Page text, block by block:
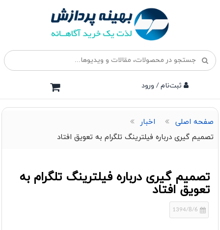
ثبت‌نام / ورود
صفحه اصلی
اخبار
تصمیم گیری درباره فیلترینگ تلگرام به تعویق افتاد
تصمیم گیری درباره فیلترینگ تلگرام به
تعویق افتاد